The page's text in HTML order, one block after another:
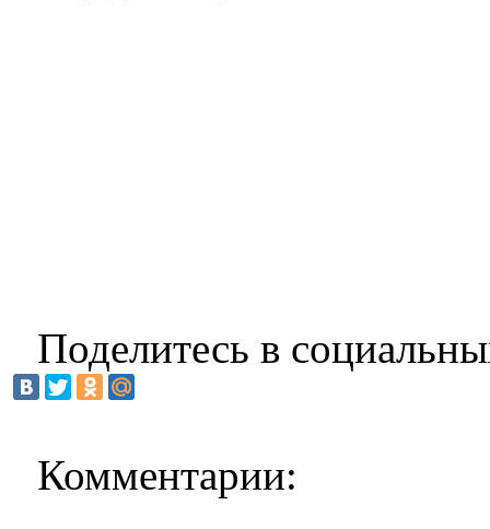
Поделитесь в
Комментарии: